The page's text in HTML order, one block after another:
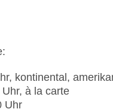
kontinental,
à la carte
Uhr